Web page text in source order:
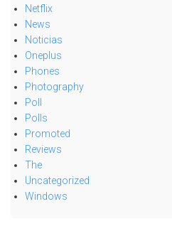
Netflix
News
Noticias
Oneplus
Phones
Photography
Poll
Polls
Promoted
Reviews
The
Uncategorized
Windows